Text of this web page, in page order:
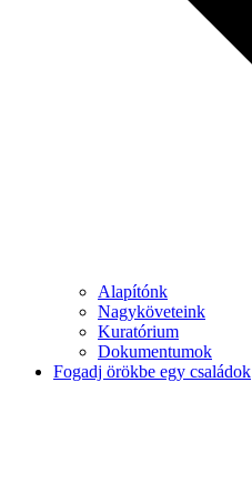
Alapítónk
Nagyköveteink
Kuratórium
Dokumentumok
Fogadj örökbe egy családok